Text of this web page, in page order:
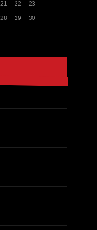
21 22 23
28 29 30